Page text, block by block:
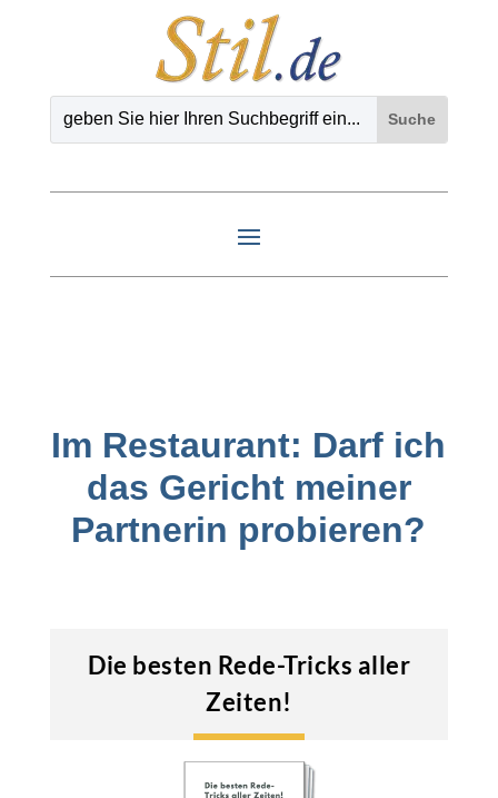
Im Restaurant: Darf ich
das Gericht meiner
Partnerin probieren?